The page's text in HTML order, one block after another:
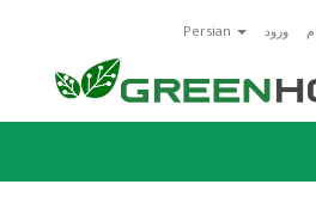
Persian ورود